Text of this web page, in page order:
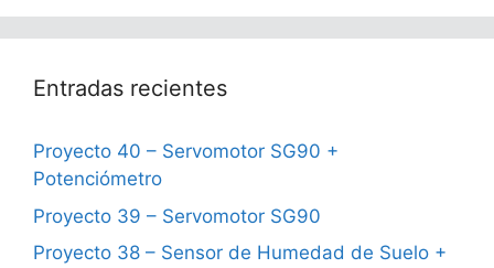
Entradas recientes
Proyecto 40 – Servomotor SG90 +
Potenciómetro
Proyecto 39 – Servomotor SG90
Proyecto 38 – Sensor de Humedad de Suelo +